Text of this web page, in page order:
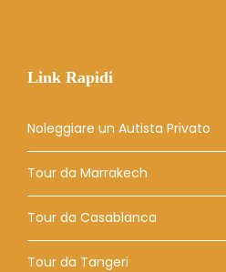
Link Rapidi
Noleggiare un Autista Privato
Tour da Marrakech
Tour da Casablanca
Tour da Tangeri